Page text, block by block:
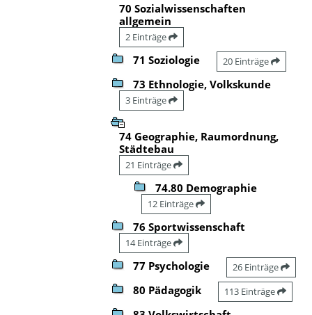
70 Sozialwissenschaften
allgemein
2 Einträge
71 Soziologie 20 Einträge
73 Ethnologie, Volkskunde
3 Einträge
74 Geographie, Raumordnung,
Städtebau
21 Einträge
74.80 Demographie
12 Einträge
76 Sportwissenschaft
14 Einträge
77 Psychologie 26 Einträge
80 Pädagogik 113 Einträge